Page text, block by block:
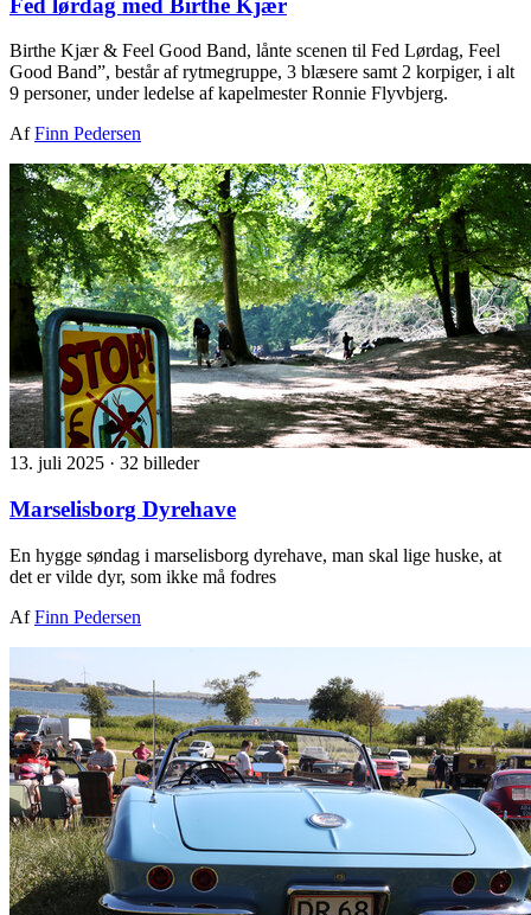
Fed lørdag med Birthe Kjær
Birthe Kjær & Feel Good Band, lånte scenen til Fed Lørdag, Feel
Good Band”, består af rytmegruppe, 3 blæsere samt 2 korpiger, i alt
9 personer, under ledelse af kapelmester Ronnie Flyvbjerg.
AfFinn Pedersen
13. juli 2025 · 32 billeder
Marselisborg Dyrehave
En hygge søndag i marselisborg dyrehave, man skal lige huske, at
det er vilde dyr, som ikke må fodres
AfFinn Pedersen